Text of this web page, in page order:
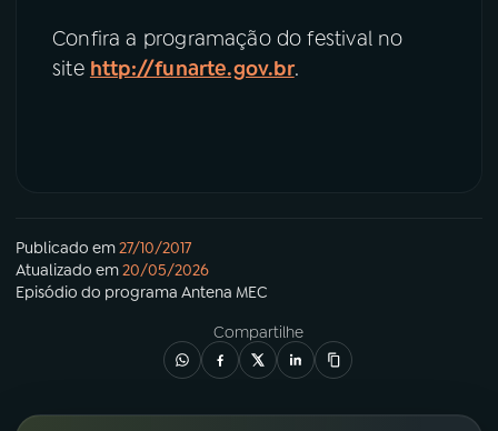
Confira a programação do festival no
site http://funarte.gov.br.
Publicado em27/10/2017
Atualizado em20/05/2026
Episódio do programa Antena MEC
Compartilhe